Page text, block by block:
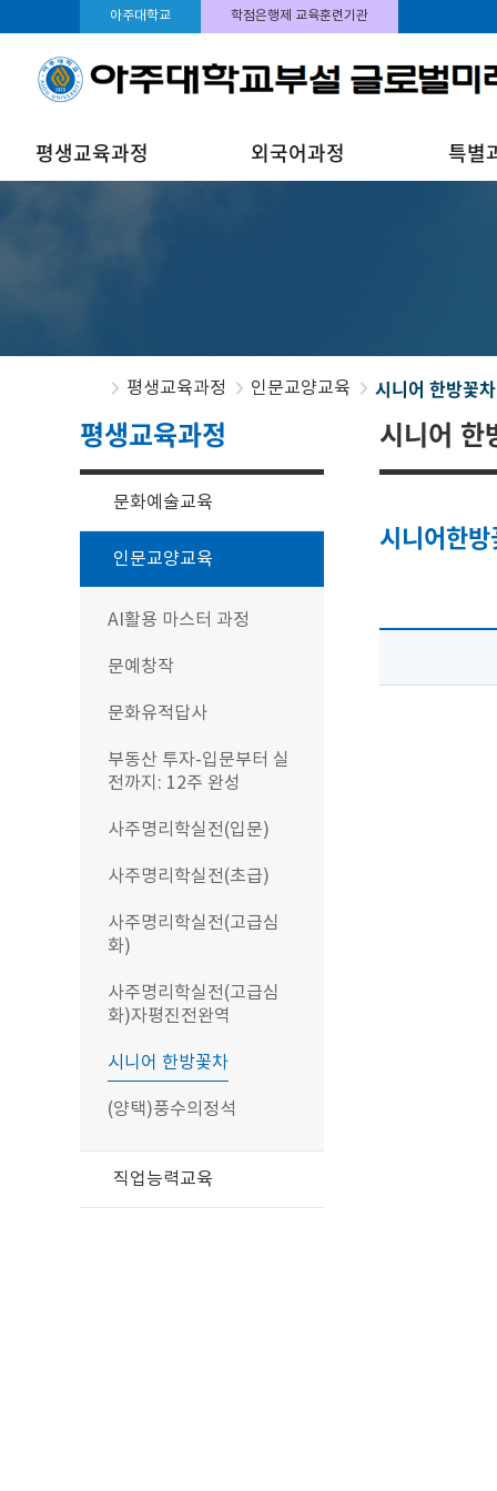
아주대학교 학점은행제 교육훈련기관
평생교육과정 외국어과정 특별
평생교육과정 인문교양교육 시니어 한방꽃차
평생교육과정
문화예술교육
인문교양교육
AI활용 마스터 과정
문예창작
문화유적답사
부동산 투자-입문부터 실
전까지: 12주 완성
사주명리학실전(입문)
사주명리학실전(초급)
사주명리학실전(고급심
화)
사주명리학실전(고급심
화)자평진전완역
시니어 한방꽃차
(양택)풍수의정석
직업능력교육
시니어 한
시니어한